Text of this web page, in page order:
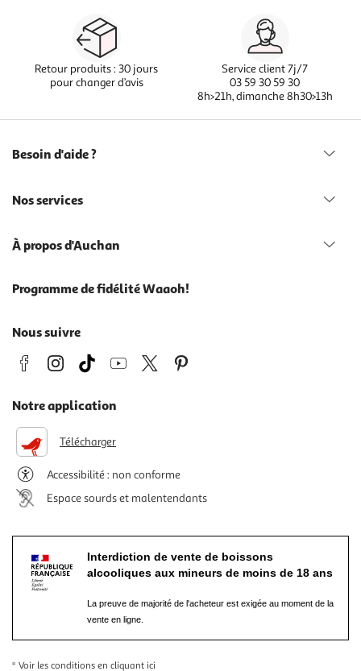
Retour produits : 30 jours
pour changer d’avis
Service client 7j/7
03 59 30 59 30
8h>21h, dimanche 8h30>13h
Besoin d'aide ?
Nos services
À propos d'Auchan
Programme de fidélité Waaoh!
Nous suivre
Notre application
Télécharger
Accessibilité : non conforme
Espace sourds et malentendants
Interdiction de vente de boissons
alcooliques aux mineurs de moins de 18 ans
La preuve de majorité de l'acheteur est exigée au moment de la
vente en ligne.
* Voir les conditions en cliquant ici